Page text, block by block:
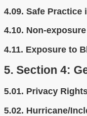
4.09. Safe Practice
4.10. Non-
4.11. Exposure to
5. Section 4:
5.01. Privacy
5.02. Hurricane/